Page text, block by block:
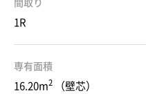
1R
専有面積
16.20m2 （壁芯）